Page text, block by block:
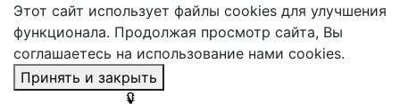
Этот сайт использует файлы cookies для улучшения
функционала. Продолжая просмотр сайта, Вы
соглашаетесь на использование нами cookies.
Принять и закрыть